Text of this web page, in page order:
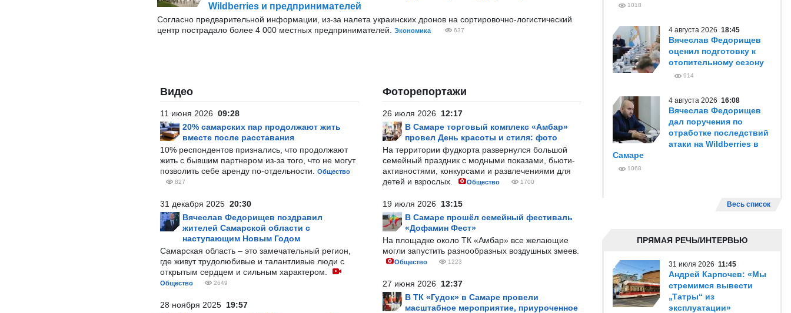
Wildberries и предпринимателей
Согласно предварительной информации, из-за налета украинских дронов на сортировочно-логистический
центр пострадало более 4 000 местных предпринимателей.
Экономика 637
Видео
11 июня 2026 09:28
20% самарских пар продолжают жить
вместе после расставания
10% респондентов признались, что продолжают
жить с бывшим партнером из-за того, что не могут
позволить себе аренду по-отдельности.
Общество
827
31 декабря 2025 20:30
Вячеслав Федорищев поздравил
жителей Самарской области с
наступающим Новым Годом
Самарская область – это замечательный регион,
где живут трудолюбивые и талантливые люди с
открытым сердцем и сильным характером.
Общество 2649
28 ноября 2025 19:57
Фоторепортажи
26 июля 2026 12:17
В Самаре торговый комплекс «Амбар»
провел День красоты и стиля: фото
На территории фудкорта развернулся большой
семейный праздник с модными показами, бьюти-
активностями, конкурсами и развлечениями для
детей и взрослых.
Общество 1700
19 июля 2026 13:15
В Самаре прошёл семейный фестиваль
«Дофамин Фест»
На площадке около ТК «Амбар» все желающие
могли запустить разнообразных воздушных змеев.
Общество 1223
27 июня 2026 12:37
В ТК «Гудок» в Самаре провели
масштабное мероприятие, приуроченное
1018
4 августа 2026 18:45
Вячеслав Федорищев
оценил подготовку к
отопительному сезону
914
4 августа 2026 16:08
Вячеслав Федорищев
дал поручения по
отработке последствий
атаки на Wildberries в
Самаре
1068
Весь список
ПРЯМАЯ РЕЧЬ/ИНТЕРВЬЮ
31 июля 2026 11:45
Андрей Карпочев: «Мы
стремимся вывести
„Татры“ из
эксплуатации»